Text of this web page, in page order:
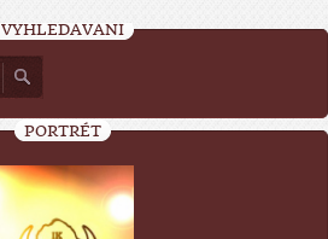
VYHLEDÁVÁNÍ
PORTRÉT